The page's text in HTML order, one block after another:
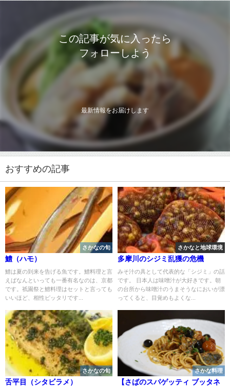
この記事が気に入ったら
フォローしよう
最新情報をお届けします
おすすめの記事
さかなの旬
鱧（ハモ）
鱧は夏の到来を告げる魚です。鱧料理と言
えばなんといっても一番有名なのは、京都
です。祇園祭と鱧料理はセットと言っても
いいほど、相性ピッタリです...
さかなと地球環境
多摩川のシジミ乱獲の危機
みそ汁の具として代表的な「シジミ」の話
です。 日本人は味噌汁が大好きです。朝
の台所から味噌汁のうまそうなにおいが漂
ってくると、目覚めもよくな...
さかなの旬
舌平目（シタビラメ）
さかな料理
【さばのスパゲッティ ブッタネ